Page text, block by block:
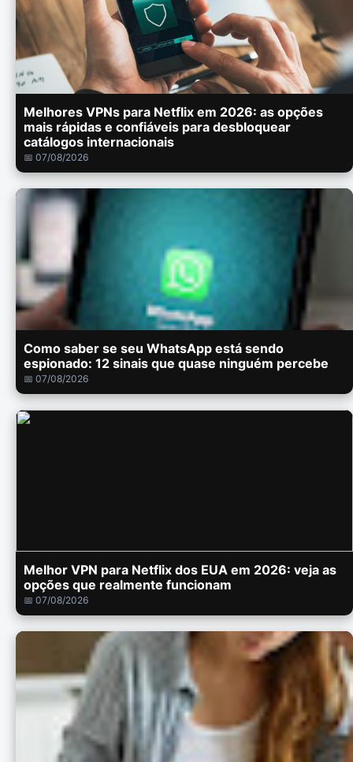
Melhores VPNs para Netflix em 2026: as opções
mais rápidas e confiáveis para desbloquear
catálogos internacionais
📅 07/08/2026
Como saber se seu WhatsApp está sendo
espionado: 12 sinais que quase ninguém percebe
📅 07/08/2026
Melhor VPN para Netflix dos EUA em 2026: veja as
opções que realmente funcionam
📅 07/08/2026